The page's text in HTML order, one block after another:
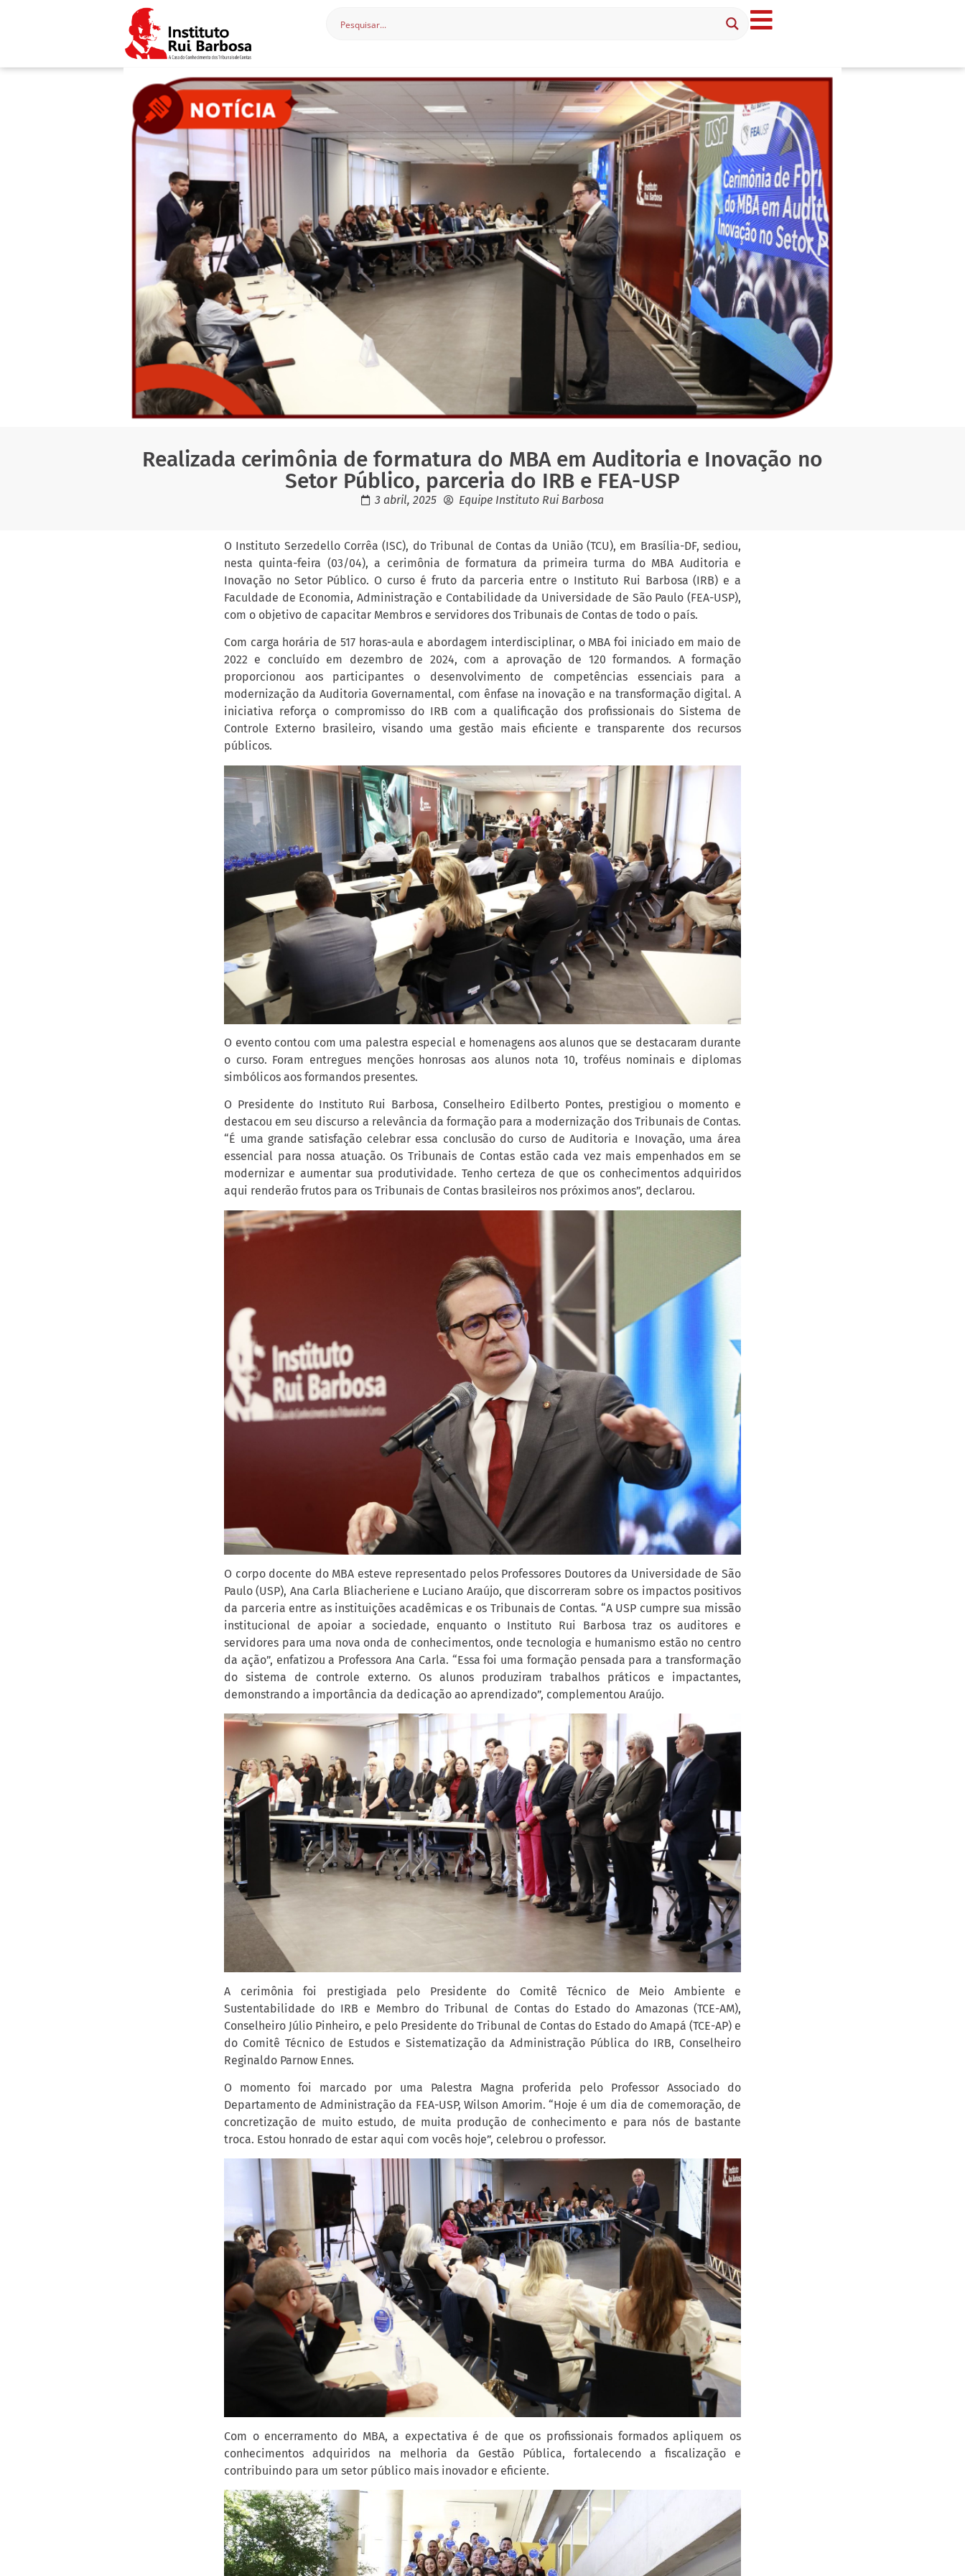
Realizada cerimônia de formatura do MBA em Auditoria e Inovação no
Setor Público, parceria do IRB e FEA-USP
3 abril, 2025 Equipe Instituto Rui Barbosa
O Instituto Serzedello Corrêa (ISC), do Tribunal de Contas da União (TCU), em Brasília-DF, sediou,
nesta quinta-feira (03/04), a cerimônia de formatura da primeira turma do MBA Auditoria e
Inovação no Setor Público. O curso é fruto da parceria entre o Instituto Rui Barbosa (IRB) e a
Faculdade de Economia, Administração e Contabilidade da Universidade de São Paulo (FEA-USP),
com o objetivo de capacitar Membros e servidores dos Tribunais de Contas de todo o país.
Com carga horária de 517 horas-aula e abordagem interdisciplinar, o MBA foi iniciado em maio de
2022 e concluído em dezembro de 2024, com a aprovação de 120 formandos. A formação
proporcionou aos participantes o desenvolvimento de competências essenciais para a
modernização da Auditoria Governamental, com ênfase na inovação e na transformação digital. A
iniciativa reforça o compromisso do IRB com a qualificação dos profissionais do Sistema de
Controle Externo brasileiro, visando uma gestão mais eficiente e transparente dos recursos
públicos.
O evento contou com uma palestra especial e homenagens aos alunos que se destacaram durante
o curso. Foram entregues menções honrosas aos alunos nota 10, troféus nominais e diplomas
simbólicos aos formandos presentes.
O Presidente do Instituto Rui Barbosa, Conselheiro Edilberto Pontes, prestigiou o momento e
destacou em seu discurso a relevância da formação para a modernização dos Tribunais de Contas.
“É uma grande satisfação celebrar essa conclusão do curso de Auditoria e Inovação, uma área
essencial para nossa atuação. Os Tribunais de Contas estão cada vez mais empenhados em se
modernizar e aumentar sua produtividade. Tenho certeza de que os conhecimentos adquiridos
aqui renderão frutos para os Tribunais de Contas brasileiros nos próximos anos”, declarou.
O corpo docente do MBA esteve representado pelos Professores Doutores da Universidade de São
Paulo (USP), Ana Carla Bliacheriene e Luciano Araújo, que discorreram sobre os impactos positivos
da parceria entre as instituições acadêmicas e os Tribunais de Contas. “A USP cumpre sua missão
institucional de apoiar a sociedade, enquanto o Instituto Rui Barbosa traz os auditores e
servidores para uma nova onda de conhecimentos, onde tecnologia e humanismo estão no centro
da ação”, enfatizou a Professora Ana Carla. “Essa foi uma formação pensada para a transformação
do sistema de controle externo. Os alunos produziram trabalhos práticos e impactantes,
demonstrando a importância da dedicação ao aprendizado”, complementou Araújo.
A cerimônia foi prestigiada pelo Presidente do Comitê Técnico de Meio Ambiente e
Sustentabilidade do IRB e Membro do Tribunal de Contas do Estado do Amazonas (TCE-AM),
Conselheiro Júlio Pinheiro, e pelo Presidente do Tribunal de Contas do Estado do Amapá (TCE-AP) e
do Comitê Técnico de Estudos e Sistematização da Administração Pública do IRB, Conselheiro
Reginaldo Parnow Ennes.
O momento foi marcado por uma Palestra Magna proferida pelo Professor Associado do
Departamento de Administração da FEA-USP, Wilson Amorim. “Hoje é um dia de comemoração, de
concretização de muito estudo, de muita produção de conhecimento e para nós de bastante
troca. Estou honrado de estar aqui com vocês hoje”, celebrou o professor.
Com o encerramento do MBA, a expectativa é de que os profissionais formados apliquem os
conhecimentos adquiridos na melhoria da Gestão Pública, fortalecendo a fiscalização e
contribuindo para um setor público mais inovador e eficiente.